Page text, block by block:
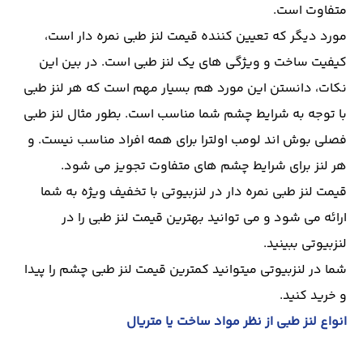
متفاوت است.
مورد دیگر که تعیین کننده قیمت لنز طبی نمره دار است،
کیفیت ساخت و ویژگی های یک لنز طبی است. در بین این
نکات، دانستن این مورد هم بسیار مهم است که هر لنز طبی
با توجه به شرایط چشم شما مناسب است. بطور مثال لنز طبی
فصلی بوش اند لومب اولترا برای همه افراد مناسب نیست. و
هر لنز برای شرایط چشم های متفاوت تجویز می شود.
قیمت لنز طبی نمره دار در لنزبیوتی با تخفیف ویژه به شما
ارائه می شود و می توانید بهترین قیمت لنز طبی را در
لنزبیوتی ببینید.
شما در لنزبیوتی میتوانید کمترین قیمت لنز طبی چشم را پیدا
و خرید کنید.
انواع لنز طبی از نظر مواد ساخت یا متریال